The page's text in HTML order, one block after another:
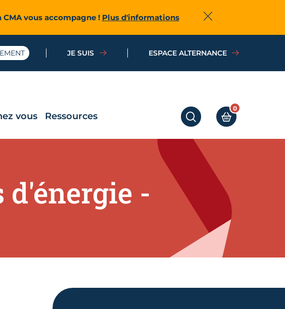
vous accompagne ! Plus d'informations Fermer
JE SUIS ESPACE ALTERNANCE
RECHERCHERMON PANIER
0
vous Ressources
-